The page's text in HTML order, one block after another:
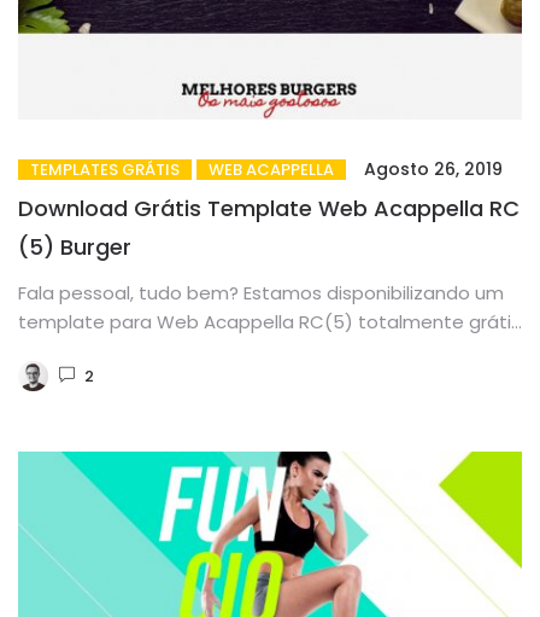
TEMPLATES GRÁTIS WEB ACAPPELLA Agosto 26, 2019
Download Grátis Template Web Acappella RC
(5) Burger
Fala pessoal, tudo bem? Estamos disponibilizando um
template para Web Acappella RC(5) totalmente grátis
2